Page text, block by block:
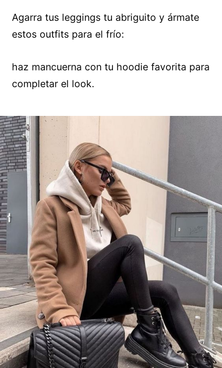
Agarra tus leggings tu abriguito y ármate
estos outfits para el frío:
haz mancuerna con tu hoodie favorita para
completar el look.